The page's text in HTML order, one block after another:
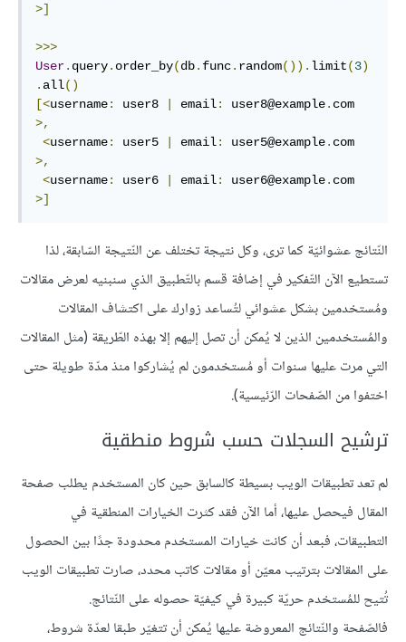
>]
>>>
User. query. order_by(db. func. random()). limit(3)
. all()
[<username: user8 email: user8@example.
>,
<username: user5 email: user5@example.
>,
<username: user6 email: user6@example.
>]
النّتائج عشوائيّة كما ترى، وكل نتيجة تختلف عن النّتيجة السّابقة، لذا
تستطيع الآن التّفكير في إضافة قسم بالتّطبيق الذي سنبنيه لعرض مقالات
ومُستخدمين بشكل عشوائي لتُساعد زوارك على اكتشاف المقالات
والمُستخدمين الذين لا يُمكن أن تصل إليهم إلا بهذه الطّريقة (مثل المقالات
التي مرت عليها سنوات أو مُستخدمون لم يُشاركوا منذ مدّة طويلة حتى
اختفوا من الصّفحات الرّئيسية).
ترشيح السجلات حسب شروط منطقية
لم تعد تطبيقات الويب بسيطة كالسابق حين كان المستخدم يطلب صفحة
المقال فيحصل عليها، أما الآن فقد كثرت الخيارات المنطقية في
التطبيقات، فبعد أن كانت خيارات المستخدم محدودة جدًا بين الحصول
على المقالات بترتيب معيّن أو مقالات كاتب محدد، صارت تطبيقات الويب
تُتيح للمُستخدم حريّة كبيرة في كيفيّة حصوله على النّتائج.
فالصّفحة والنّتائج المعروضة عليها يُمكن أن تتغيّر طبقا لعدّة شروط،